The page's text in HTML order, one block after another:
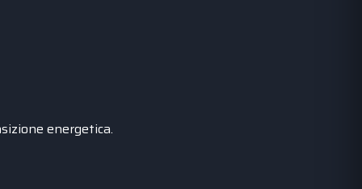
energetica.